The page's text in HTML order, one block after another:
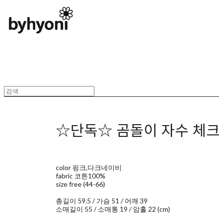
☆단독☆ 곰돌이 자수 체
color 핑크,다크네이비
fabric 코튼100%
size free (44-66)
총길이 59.5 / 가슴 51 / 어깨 39
소매길이 55 / 소매통 19 / 암홀 22 (cm)